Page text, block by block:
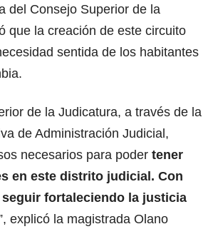
del Consejo Superior de la
que la creación de este circuito
sentida de los habitantes
de la Judicatura, a través de la
de Administración Judicial,
necesarios para poder tener
en este distrito judicial. Con
fortaleciendo la justicia
explicó la magistrada Olano